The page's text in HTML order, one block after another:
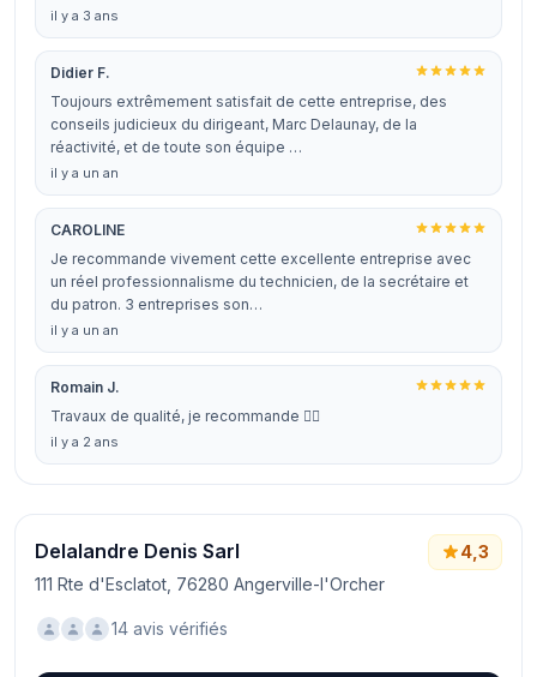
il y a 3 ans
Didier F.
Toujours extrêmement satisfait de cette entreprise, des
conseils judicieux du dirigeant, Marc Delaunay, de la
réactivité, et de toute son équipe …
il y a un an
CAROLINE
Je recommande vivement cette excellente entreprise avec
un réel professionnalisme du technicien, de la secrétaire et
du patron. 3 entreprises son…
il y a un an
Romain J.
Travaux de qualité, je recommande 👍🏻
il y a 2 ans
Delalandre Denis Sarl
111 Rte d'Esclatot, 76280 Angerville-l'Orcher
4,3
14 avis vérifiés